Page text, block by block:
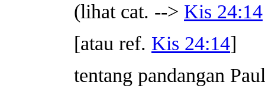
(lihat cat. --> Kis 24:14
[atau ref. Kis 24:14]
tentang pandangan